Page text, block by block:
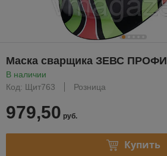
Маска сварщика ЗЕВС ПРОФИ
В наличии
Код: Щит763
Розница
979,50 руб.
Купить